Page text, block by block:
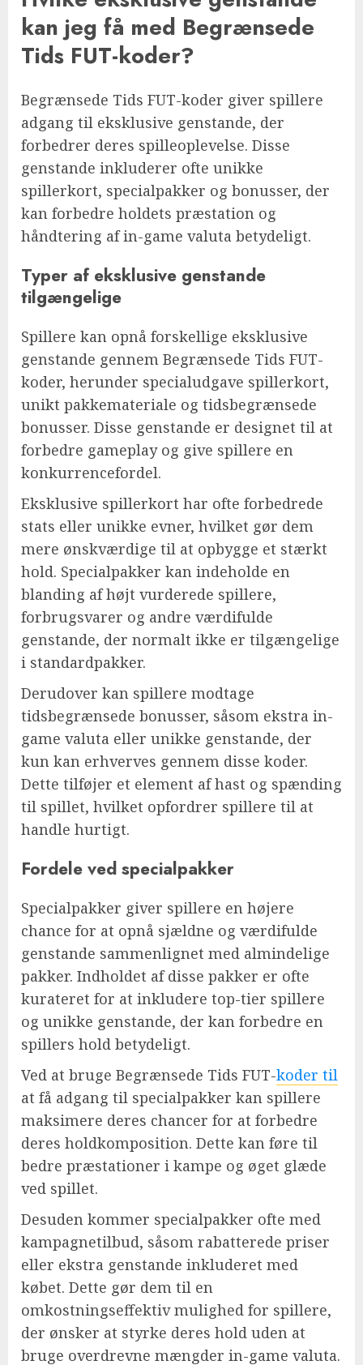
kan jeg få med Begrænsede
Tids FUT-koder?
Begrænsede Tids FUT-koder giver spillere
adgang til eksklusive genstande, der
forbedrer deres spilleoplevelse. Disse
genstande inkluderer ofte unikke
spillerkort, specialpakker og bonusser, der
kan forbedre holdets præstation og
håndtering af in-game valuta betydeligt.
Typer af eksklusive genstande
tilgængelige
Spillere kan opnå forskellige eksklusive
genstande gennem Begrænsede Tids FUT-
koder, herunder specialudgave spillerkort,
unikt pakkemateriale og tidsbegrænsede
bonusser. Disse genstande er designet til at
forbedre gameplay og give spillere en
konkurrencefordel.
Eksklusive spillerkort har ofte forbedrede
stats eller unikke evner, hvilket gør dem
mere ønskværdige til at opbygge et stærkt
hold. Specialpakker kan indeholde en
blanding af højt vurderede spillere,
forbrugsvarer og andre værdifulde
genstande, der normalt ikke er tilgængelige
i standardpakker.
Derudover kan spillere modtage
tidsbegrænsede bonusser, såsom ekstra in-
game valuta eller unikke genstande, der
kun kan erhverves gennem disse koder.
Dette tilføjer et element af hast og spænding
til spillet, hvilket opfordrer spillere til at
handle hurtigt.
Fordele ved specialpakker
Specialpakker giver spillere en højere
chance for at opnå sjældne og værdifulde
genstande sammenlignet med almindelige
pakker. Indholdet af disse pakker er ofte
kurateret for at inkludere top-tier spillere
og unikke genstande, der kan forbedre en
spillers hold betydeligt.
Ved at bruge Begrænsede Tids FUT-koder til
at få adgang til specialpakker kan spillere
maksimere deres chancer for at forbedre
deres holdkomposition. Dette kan føre til
bedre præstationer i kampe og øget glæde
ved spillet.
Desuden kommer specialpakker ofte med
kampagnetilbud, såsom rabatterede priser
eller ekstra genstande inkluderet med
købet. Dette gør dem til en
omkostningseffektiv mulighed for spillere,
der ønsker at styrke deres hold uden at
bruge overdrevne mængder in-game valuta.